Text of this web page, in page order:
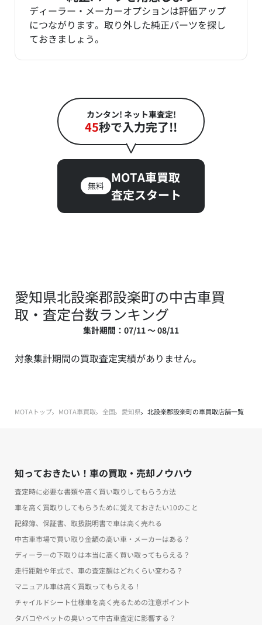
ディーラー・メーカーオプションは評価アップ
につながります。取り外した純正パーツを探し
ておきましょう。
カンタン! ネット車査定!
45秒で入力完了!!
無料
MOTA車買取
査定スタート
愛知県北設楽郡設楽町の中古車買
取・査定台数ランキング
集計期間：07/11 ～ 08/11
対象集計期間の買取査定実績がありません。
MOTAトップ MOTA車買取 全国 愛知県 北設楽郡設楽町の車買取店舗一覧
知っておきたい！車の買取・売却ノウハウ
査定時に必要な書類や高く買い取りしてもらう方法
車を高く買取りしてもらうために覚えておきたい10のこと
記録簿、保証書、取扱説明書で車は高く売れる
中古車市場で買い取り金額の高い車・メーカーはある？
ディーラーの下取りは本当に高く買い取ってもらえる？
走行距離や年式で、車の査定額はどれくらい変わる？
マニュアル車は高く買取ってもらえる！
チャイルドシート仕様車を高く売るための注意ポイント
タバコやペットの臭いって中古車査定に影響する？